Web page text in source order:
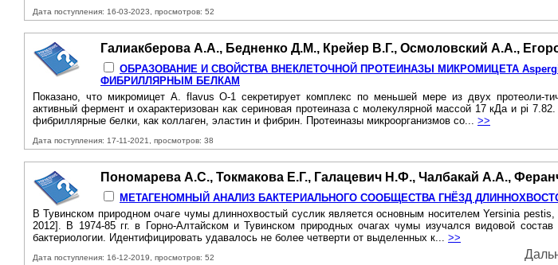
Дата поступления: 16-03-2023, просмотров: 52
Галиакберова А.А., Бедненко Д.М., Крейер В.Г., Осмоловский А.А.,
ОБРАЗОВАНИЕ И СВОЙСТВА ВНЕКЛЕТОЧНОЙ ПРОТЕИНАЗЫ МИКРОМИЦЕТА
ФИБРИЛЛЯРНЫМ БЕЛКАМ
Показано, что микромицет A. flavus O-1 секретирует комплекс по меньшей мере из двух протеоли-
активный фермент и охарактеризован как сериновая протеиназа с молекулярной массой 17 кДа и pi
фибриллярные белки, как коллаген, эластин и фибрин. Протеиназы микроорганизмов со... >>
Дата поступления: 17-11-2021, просмотров: 38
Пономарева А.С., Токмакова Е.Г., Галацевич Н.Ф., Чалбакай А.А.,
МЕТАГЕНОМНЫЙ АНАЛИЗ БАКТЕРИАЛЬНОГО СООБЩЕСТВА ГНЁЗД
В Тувинском природном очаге чумы длиннохвостый суслик является основным носителем Yersinia
2012]. В 1974-85 гг. в Горно-Алтайском и Тувинском природных очагах чумы изучался видовой
бактериологии. Идентифицировать удавалось не более четверти от выделенных к... >>
Дата поступления: 16-12-2019, просмотров: 52